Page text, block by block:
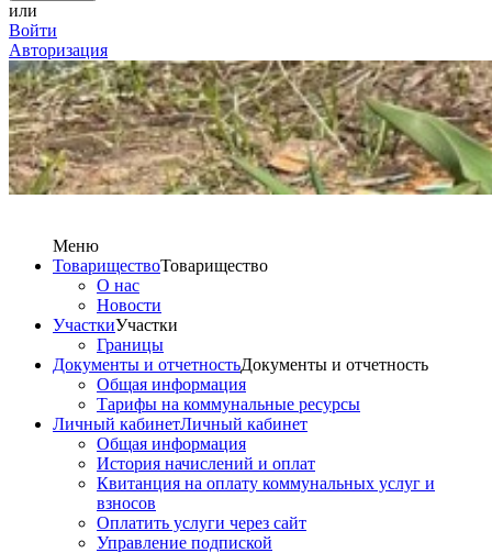
или
Войти
Авторизация
Меню
ТовариществоТоварищество
О нас
Новости
УчасткиУчастки
Границы
Документы и отчетностьДокументы и отчетность
Общая информация
Тарифы на коммунальные ресурсы
Личный кабинетЛичный кабинет
Общая информация
История начислений и оплат
Квитанция на оплату коммунальных услуг и
взносов
Оплатить услуги через сайт
Управление подпиской